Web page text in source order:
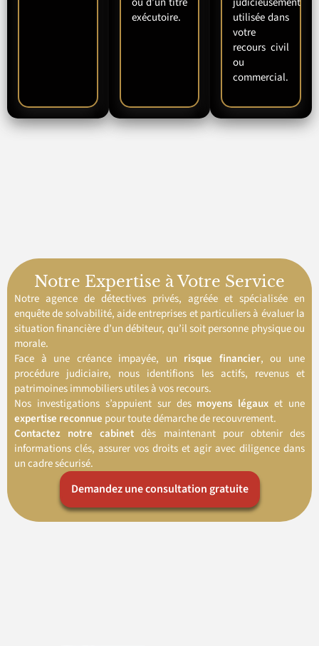
exécutoire.
utilisée dans
votre
recours civil
ou
commercial.
Notre Expertise à Votre Service
Notre agence de détectives privés, agréée et spécialisée en
enquête de solvabilité, aide entreprises et particuliers à évaluer la
situation financière d’un débiteur, qu’il soit personne physique ou
morale.
Face à une créance impayée, un risque financier, ou une
procédure judiciaire, nous identifions les actifs, revenus et
patrimoines immobiliers utiles à vos recours.
Nos investigations s’appuient sur des moyens légaux et une
expertise reconnue pour toute démarche de recouvrement.
Contactez notre cabinet dès maintenant pour obtenir des
informations clés, assurer vos droits et agir avec diligence dans
un cadre sécurisé.
Demandez une consultation gratuite